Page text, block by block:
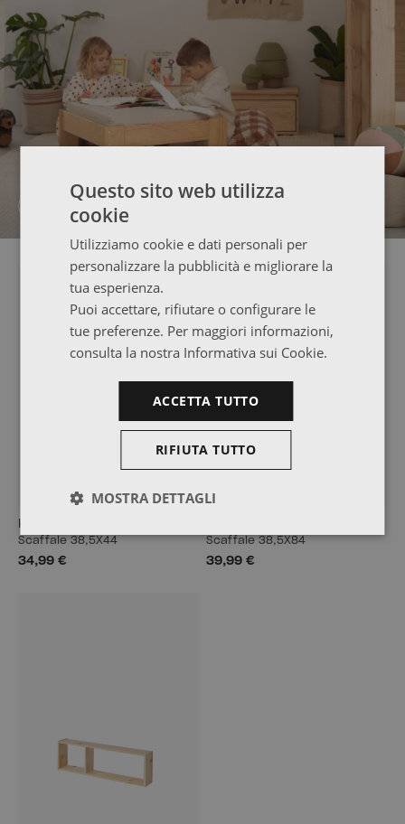
UN PUFF PER IMPARARE E GIOCARE
Scaffale 38,5X44
34,99 €
Scaffale 38,5X84
39,99 €
Questo sito web utilizza
cookie
Utilizziamo cookie e dati personali per
personalizzare la pubblicità e migliorare la
tua esperienza.
Puoi accettare, rifiutare o configurare le
tue preferenze. Per maggiori informazioni,
consulta la nostra Informativa sui Cookie.
ACCETTA TUTTO
RIFIUTA TUTTO
MOSTRA DETTAGLI